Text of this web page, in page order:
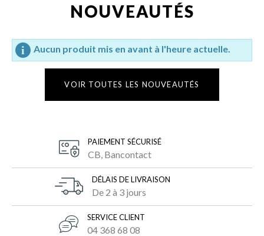
NOUVEAUTÉS
Aucun produit mis en avant à l'heure actuelle.
VOIR TOUTES LES NOUVEAUTÉS
PAIEMENT SÉCURISÉ
CB, Bancontact
DÉLAIS DE LIVRAISON
De 2 à 3 jours
SERVICE CLIENT
04 368 68 08